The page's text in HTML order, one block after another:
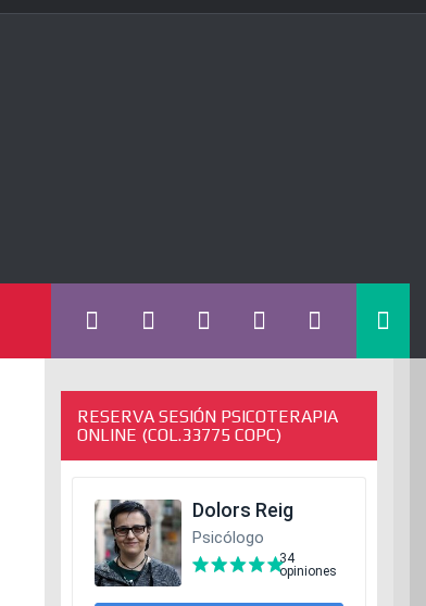
RESERVA SESIÓN PSICOTERAPIA
ONLINE (COL.33775 COPC)